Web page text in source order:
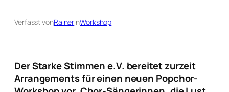
Verfasst vonRainerinWorkshop
Der Starke Stimmen e.V. bereitet zurzeit
Arrangements für einen neuen Popchor-